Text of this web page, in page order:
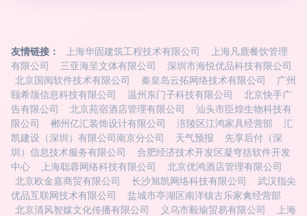
友情链接： 上海华固建筑工程技术有限公司
上海凡鹿餐饮管理
有限公司
三亚海呈文体有限公司
深圳市海悦优品科技有限公司
北京国阅软件技术有限公司
秦皇岛云拓网络技术有限公司
广州
颐希颉信息科技有限公司
温州东门子科技有限公司
北京快手广
告有限公司
北京苑宿酒店管理有限公司
汕头市臣煌生物科技有
限公司
郴州亿汇装饰设计有限公司 涪陵区江鸿家具经营部
汇
凯建设（深圳）有限公司南京分公司
天气预报
先享后付（深
圳）信息技术服务有限公司
合肥经济技术开发区凝穹括软件开发
中心
上海聪蓉网络科技有限公司
北京优鸿酒店管理有限公司
北京欧金嘉商贸有限公司
长沙旭凯网络科技有限公司
武汉指尖
优品互联网技术有限公司
盐城市亭湖区南洋镇古乐家禽经营部
北京清风智媒文化传播有限公司
义乌市毅瑜贸易有限公司
上海